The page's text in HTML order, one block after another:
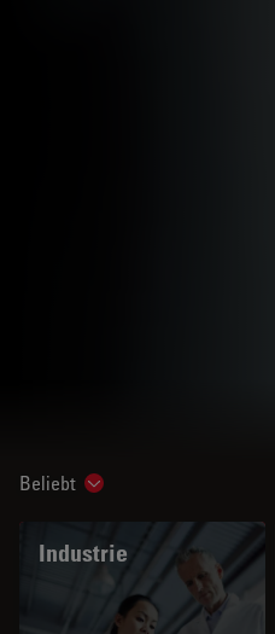
Beliebt Show subnavigation
Industrie